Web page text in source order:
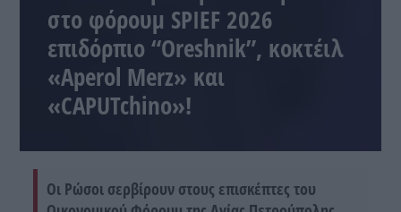
στο φόρουμ SPIEF 2026
επιδόρπιο “Oreshnik”, κοκτέιλ
«Aperol Merz» και
«CAPUTchino»!
Οι Ρώσοι σερβίρουν στους επισκέπτες του